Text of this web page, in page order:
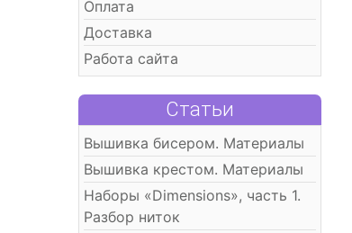
Оплата
Доставка
Работа сайта
Статьи
Вышивка бисером. Материалы
Вышивка крестом. Материалы
Наборы «Dimensions», часть 1.
Разбор ниток